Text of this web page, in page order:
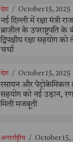
देश / October 15, 2025
नई दिल्ली में रक्षा मंत्री
ब्राज़ील के उपराष्ट्रपति
द्विपक्षीय रक्षा सहयोग
चर्चा
देश / October 15, 2025
रसायन और पेट्रोकेमिकल
सहयोग को नई उड़ान,
मिली मजबूती
अन्तर्राष्ट्रीय / October 15,